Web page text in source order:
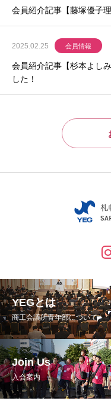
会員紹介記事【藤塚優子
2025.02.25 会員情報
会員紹介記事【杉本よし
した！
YEGとは
商工会議所青年部について
Join Us
入会案内